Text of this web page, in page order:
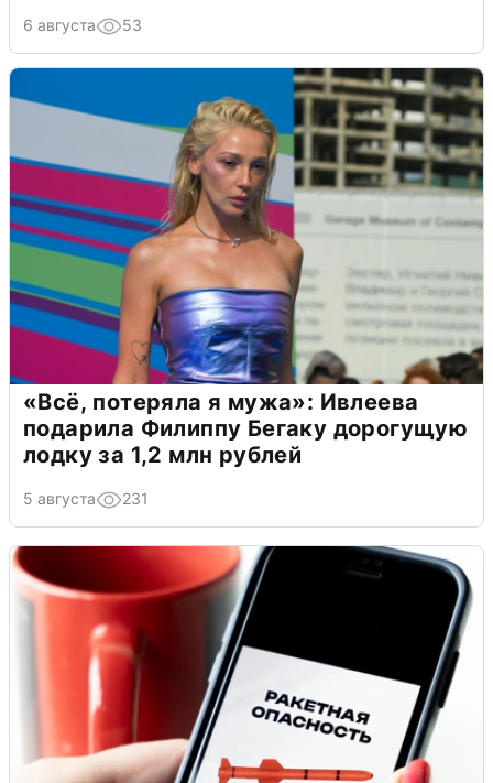
6 августа 53
«Всё, потеряла я мужа»: Ивлеева
подарила Филиппу Бегаку дорогущую
лодку за 1,2 млн рублей
5 августа 231